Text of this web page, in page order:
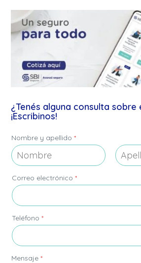
¿Tenés alguna consulta sobre
¡Escribinos!
Nombre y apellido*
a
p
e
l
d
o
Correo electrónico*
Teléfono*
Mensaje*